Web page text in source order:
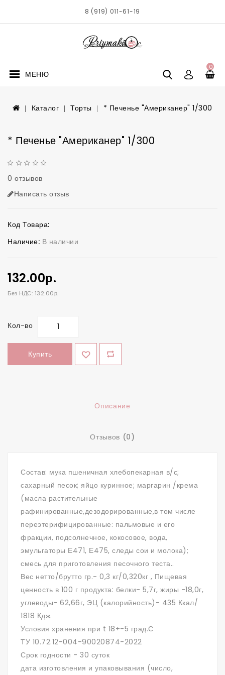
8 (919) 011-61-19
0
МЕНЮ
Каталог Торты * Печенье "Американер" 1/300
* Печенье "Американер" 1/300
0 отзывов
Написать отзыв
Код Товара:
Наличие: В наличии
132.00р.
Без НДС: 132.00р.
Кол-во
Купить
Описание
Отзывов (0)
Состав: мука пшеничная хлебопекарная в/с;
сахарный песок; яйцо куринное; маргарин /крема
(масла растительные
рафинированные,дезодорированные,в том числе
переэтерифицированные: пальмовые и его
фракции, подсолнечное, кокосовое, вода,
эмульгаторы Е471, Е475, следы сои и молока);
смесь для приготовления песочного теста..
Вес нетто/брутто гр.- 0,3 кг/0,320кг , Пищевая
ценность в 100 г продукта: белки- 5,7г, жиры -18,0г,
углеводы- 62,66г, ЭЦ (калорийность)- 435 Ккал/
1818 Кдж.
Условия хранения при t 18+-5 град.С
ТУ 10.72.12-004-90020874-2022
Срок годности - 30 суток
дата изготовления и упаковывания (число,